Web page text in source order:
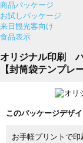
商品パッケージ
お試しパッケージ
来日観光客向け
食品表示
オリジナル印刷
【封筒袋テンプレ
このパッケージデザ
お手軽プリントで